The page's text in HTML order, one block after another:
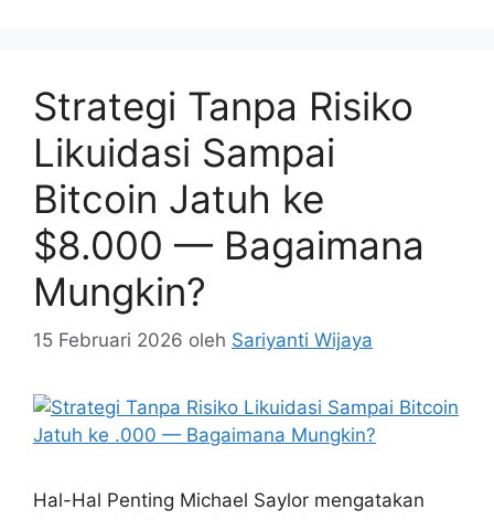
Strategi Tanpa Risiko
Likuidasi Sampai
Bitcoin Jatuh ke
$8.000 — Bagaimana
Mungkin?
15 Februari 2026 oleh Sariyanti Wijaya
Hal-Hal Penting Michael Saylor mengatakan